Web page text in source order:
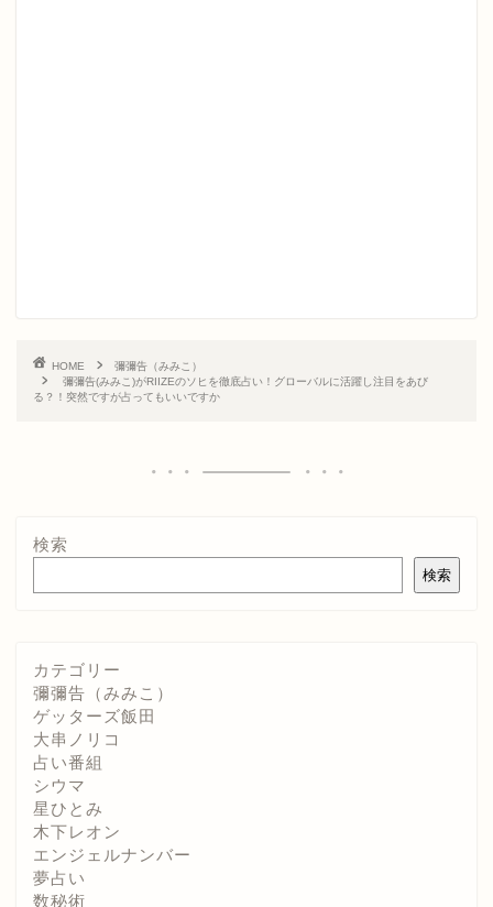
HOME
彌彌告（みみこ）
彌彌告(みみこ)がRIIZEのソヒを徹底占い！グローバルに活躍し注目をあび
る？！突然ですが占ってもいいですか
検索
検索
カテゴリー
彌彌告（みみこ）
ゲッターズ飯田
大串ノリコ
占い番組
シウマ
星ひとみ
木下レオン
エンジェルナンバー
夢占い
数秘術